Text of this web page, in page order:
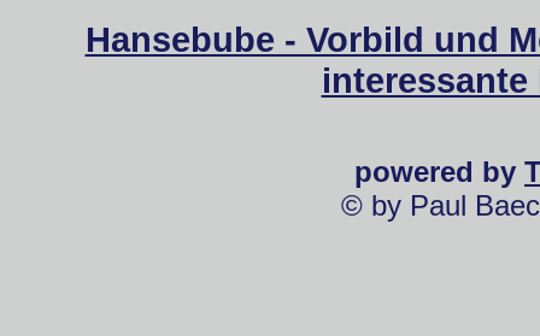
Hansebube - Vorbild und
powered by
© by Paul